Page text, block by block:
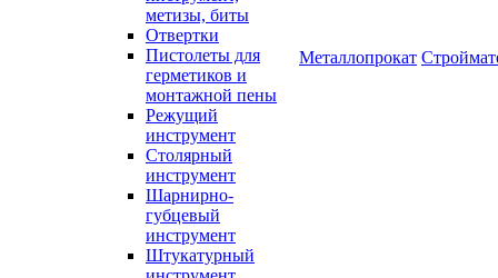
метизы, биты
Отвертки
Пистолеты для
герметиков и
монтажной пены
Режущий
инструмент
Столярный
инструмент
Шарнирно-
губцевый
инструмент
Штукатурный
Металлопрокат